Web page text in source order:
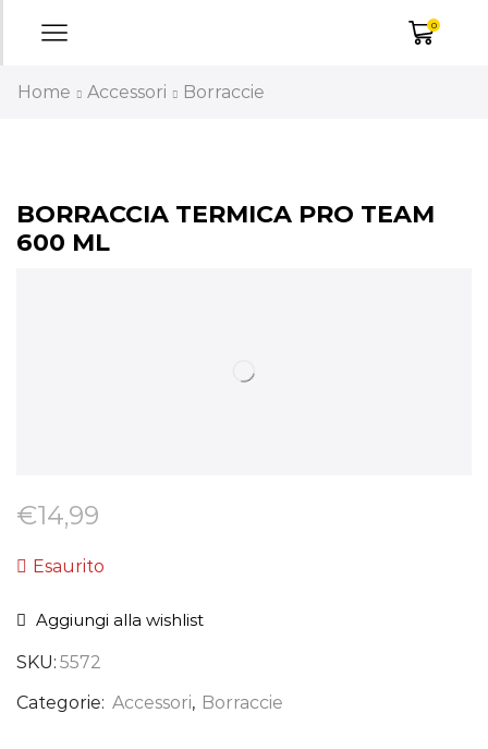
0
Home Accessori Borraccie
BORRACCIA TERMICA PRO TEAM
600 ML
€14,99
Esaurito
Aggiungi alla wishlist
SKU: 5572
Categorie: Accessori, Borraccie